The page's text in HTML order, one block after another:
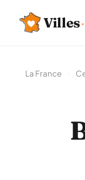
Villes·
La France